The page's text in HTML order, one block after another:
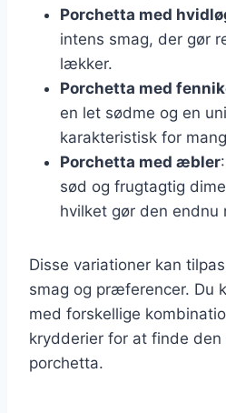
Porchetta med
intens smag, der gør
lækker.
Porchetta med
en let sødme og en
karakteristisk for
Porchetta med æbler
sød og frugtagtig
hvilket gør den endnu
Disse variationer kan
smag og præferencer. Du
med forskellige
krydderier for at finde
porchetta.